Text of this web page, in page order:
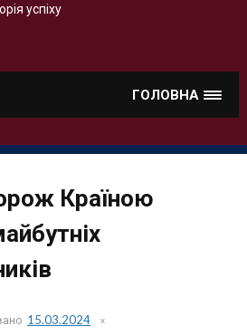
успіху
ГОЛОВНА
Країною
15.03.2024